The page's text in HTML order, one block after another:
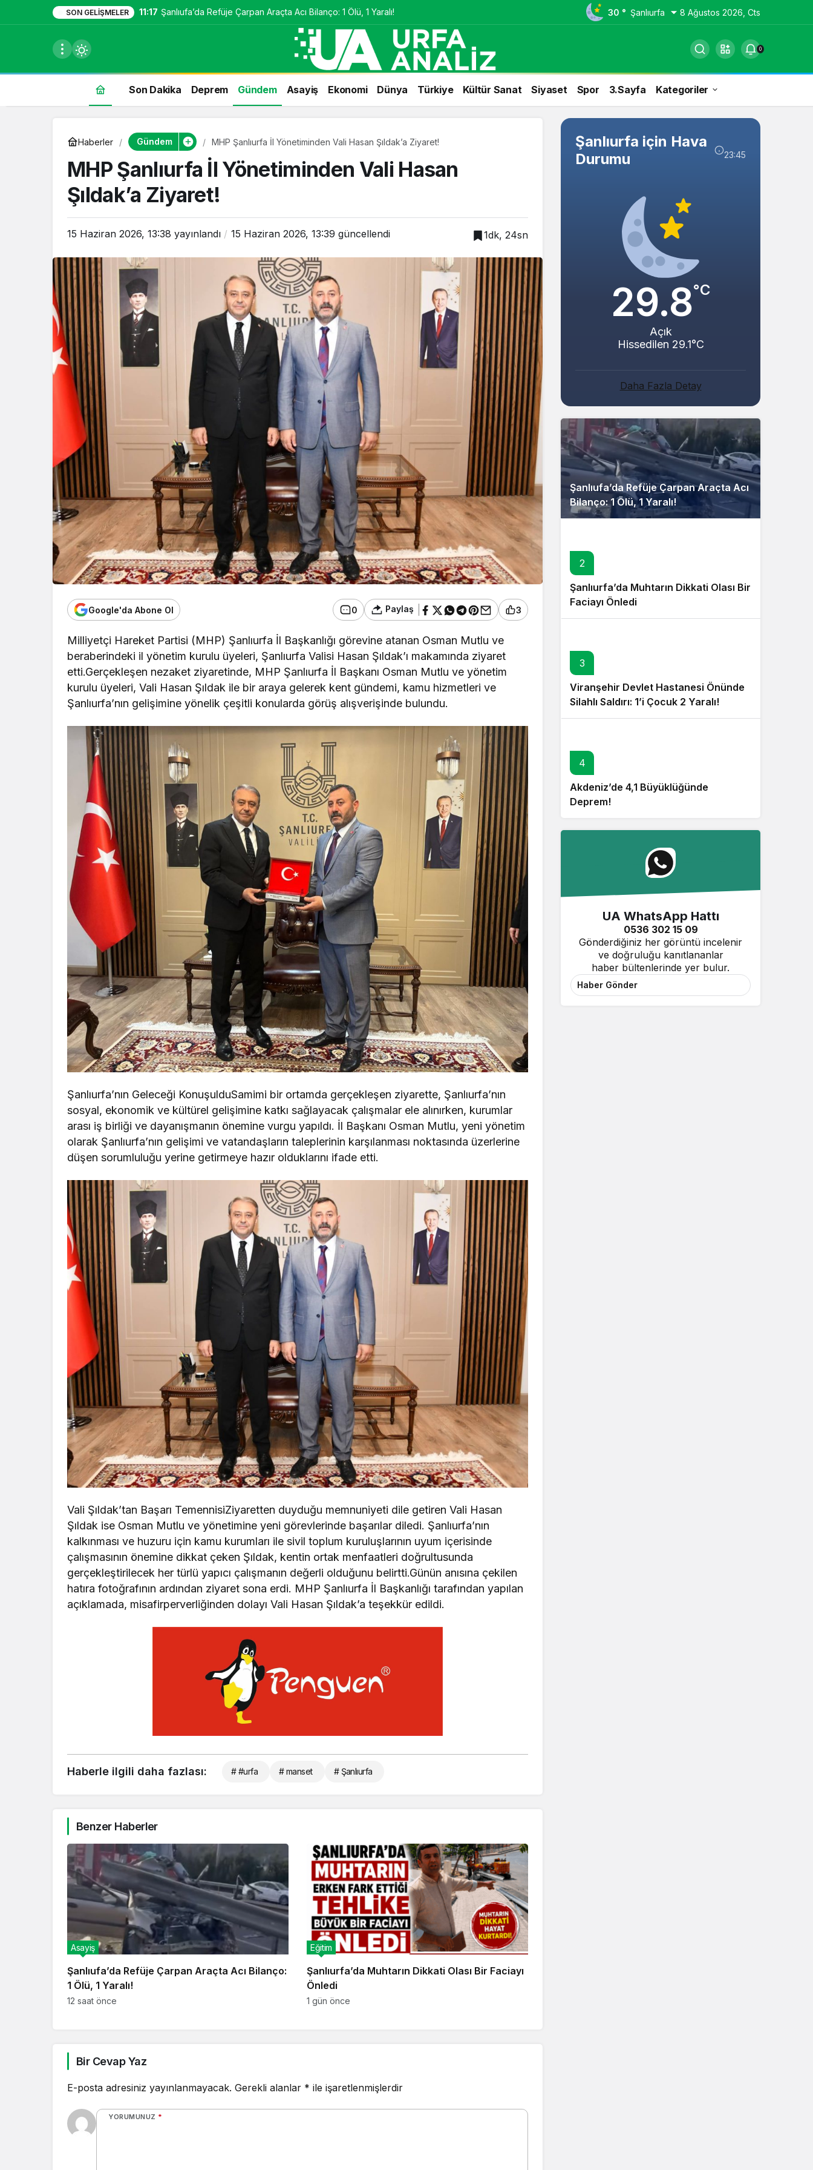
SON GELIŞMELER 11:17 Şanlıufa’da Refüje Çarpan Araçta Acı Bilanço: 1 Ölü, 1 Yaralı! 30 ° Şanlıurfa 8 Ağustos 2026, Cts
0
Son Dakika Deprem Gündem Asayiş Ekonomi Dünya Türkiye Kültür Sanat Siyaset Spor 3.Sayfa Kategoriler
Haberler Gündem MHP Şanlıurfa İl Yönetiminden Vali Hasan Şıldak’a Ziyaret!
MHP Şanlıurfa İl Yönetiminden Vali Hasan
Şıldak’a Ziyaret!
15 Haziran 2026, 13:38 yayınlandı 15 Haziran 2026, 13:39 güncellendi 1dk, 24sn
Google'da Abone Ol 0 Paylaş 3
Milliyetçi Hareket Partisi (MHP) Şanlıurfa İl Başkanlığı görevine atanan Osman Mutlu ve
beraberindeki il yönetim kurulu üyeleri, Şanlıurfa Valisi Hasan Şıldak’ı makamında ziyaret
etti.Gerçekleşen nezaket ziyaretinde, MHP Şanlıurfa İl Başkanı Osman Mutlu ve yönetim
kurulu üyeleri, Vali Hasan Şıldak ile bir araya gelerek kent gündemi, kamu hizmetleri ve
Şanlıurfa’nın gelişimine yönelik çeşitli konularda görüş alışverişinde bulundu.
Şanlıurfa’nın Geleceği KonuşulduSamimi bir ortamda gerçekleşen ziyarette, Şanlıurfa’nın
sosyal, ekonomik ve kültürel gelişimine katkı sağlayacak çalışmalar ele alınırken, kurumlar
arası iş birliği ve dayanışmanın önemine vurgu yapıldı. İl Başkanı Osman Mutlu, yeni yönetim
olarak Şanlıurfa’nın gelişimi ve vatandaşların taleplerinin karşılanması noktasında üzerlerine
düşen sorumluluğu yerine getirmeye hazır olduklarını ifade etti.
Vali Şıldak’tan Başarı TemennisiZiyaretten duyduğu memnuniyeti dile getiren Vali Hasan
Şıldak ise Osman Mutlu ve yönetimine yeni görevlerinde başarılar diledi. Şanlıurfa’nın
kalkınması ve huzuru için kamu kurumları ile sivil toplum kuruluşlarının uyum içerisinde
çalışmasının önemine dikkat çeken Şıldak, kentin ortak menfaatleri doğrultusunda
gerçekleştirilecek her türlü yapıcı çalışmanın değerli olduğunu belirtti.Günün anısına çekilen
hatıra fotoğrafının ardından ziyaret sona erdi. MHP Şanlıurfa İl Başkanlığı tarafından yapılan
açıklamada, misafirperverliğinden dolayı Vali Hasan Şıldak’a teşekkür edildi.
Haberle ilgili daha fazlası: # #urfa # manset # Şanlıurfa
Benzer Haberler
Şanlıufa’da Refüje Çarpan Araçta Acı Bilanço:
1 Ölü, 1 Yaralı!
Asayiş
12 saat önce
Şanlıurfa’da Muhtarın Dikkati Olası Bir Faciayı
Önledi
Eğitim
1 gün önce
Bir Cevap Yaz
E-posta adresiniz yayınlanmayacak. Gerekli alanlar * ile işaretlenmişlerdir
YORUMUNUZ *
Şanlıurfa için Hava
Durumu
23:45
29.8°C
Açık
Hissedilen 29.1°C
Daha Fazla Detay
Şanlıufa’da Refüje Çarpan Araçta Acı
Bilanço: 1 Ölü, 1 Yaralı!
2
Şanlıurfa’da Muhtarın Dikkati Olası Bir
Faciayı Önledi
3
Viranşehir Devlet Hastanesi Önünde
Silahlı Saldırı: 1’i Çocuk 2 Yaralı!
4
Akdeniz’de 4,1 Büyüklüğünde
Deprem!
UA WhatsApp Hattı
0536 302 15 09
Gönderdiğiniz her görüntü incelenir
ve doğruluğu kanıtlananlar
haber bültenlerinde yer bulur.
Haber Gönder